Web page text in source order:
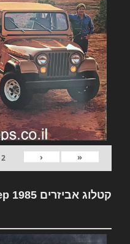
«
‹
2
קטלוג אביזרים Jeep 1985